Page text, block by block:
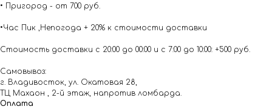
• Пригород - от 700 руб.
•Час Пик ,Непогода + 20% к стоимости доставки
Стоимость доставки с 20:00 до 00:00 и с 7:00 до 10:00: +500 руб.
Самовывоз:
г. Владивосток, ул. Окатовая 28,
ТЦ Махаон , 2-й этаж, напротив ломбарда.
Оплата